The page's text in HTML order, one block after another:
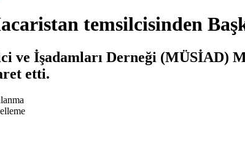
temsilcisinden
ve İşadamları Derneği (MÜSİAD)
etti.